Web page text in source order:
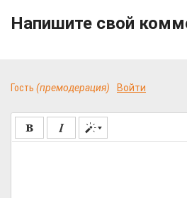
Напишите свой
Гость (премодерация) Войти